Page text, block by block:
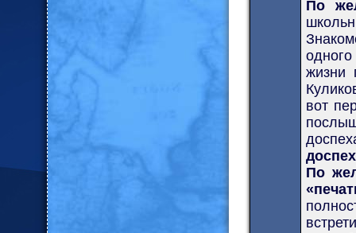
По
жизни
вот
По